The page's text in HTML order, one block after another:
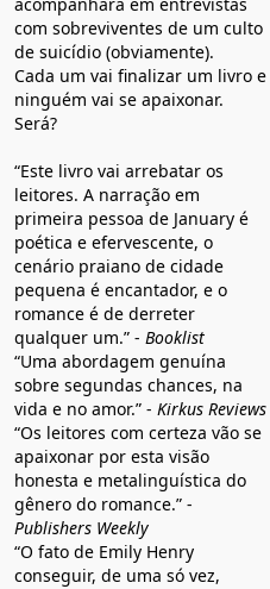
com sobreviventes de um culto
de suicídio (obviamente).
Cada um vai finalizar um livro e
ninguém vai se apaixonar.
Será?
“Este livro vai arrebatar os
leitores. A narração em
primeira pessoa de January é
poética e efervescente, o
cenário praiano de cidade
pequena é encantador, e o
romance é de derreter
qualquer um.” - Booklist
“Uma abordagem genuína
sobre segundas chances, na
vida e no amor.” - Kirkus Reviews
“Os leitores com certeza vão se
apaixonar por esta visão
honesta e metalinguística do
gênero do romance.” -
Publishers Weekly
“O fato de Emily Henry
conseguir, de uma só vez,